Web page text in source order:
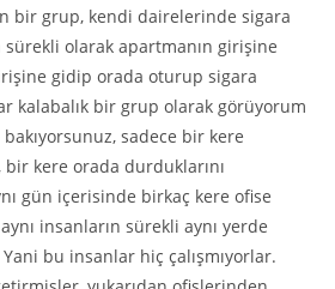
bir grup, kendi dairelerinde sigara
olarak apartmanın girişine
gidip orada oturup sigara
kalabalık bir grup olarak görüyorum
sadece bir kere
kere orada durduklarını
gün içerisinde birkaç kere ofise
insanların sürekli aynı yerde
bu insanlar hiç çalışmıyorlar.